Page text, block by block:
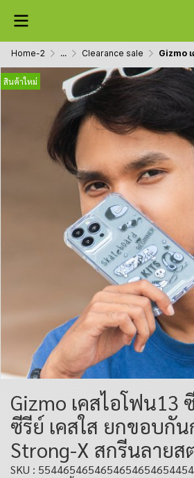
Home-2 ... Clearance sale Gizmo เคสไอโฟน13 ซีรี
สินค้าใหม่
Gizmo เคสไอโฟน13
ซีรีย์ เคสใส ยกขอบกั
Strong-X สกรีนลายส
SKU :